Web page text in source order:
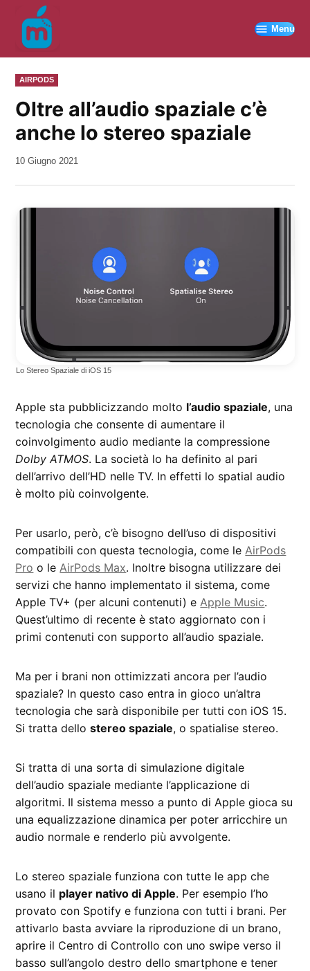
contenuto
Menu
PUBBLICATO
IN
AIRPODS
Oltre all’audio spaziale c’è
anche lo stereo spaziale
da
10 Giugno 2021
Lo Stereo Spaziale di iOS 15
Apple sta pubblicizzando molto l’audio spaziale, una
tecnologia che consente di aumentare il
coinvolgimento audio mediante la compressione
Dolby ATMOS. La società lo ha definito al pari
dell’arrivo dell’HD nelle TV. In effetti lo spatial audio
è molto più coinvolgente.
Per usarlo, però, c’è bisogno dell’uso di dispositivi
compatibili con questa tecnologia, come leAirPods
Pro o leAirPods Max. Inoltre bisogna utilizzare dei
servizi che hanno implementato il sistema, come
Apple TV+ (per alcuni contenuti) eApple Music.
Quest’ultimo di recente è stato aggiornato con i
primi contenuti con supporto all’audio spaziale.
Ma per i brani non ottimizzati ancora per l’audio
spaziale? In questo caso entra in gioco un’altra
tecnologia che sarà disponibile per tutti con iOS 15.
Si tratta dellostereo spaziale, o spatialise stereo.
Si tratta di una sorta di simulazione digitale
dell’audio spaziale mediante l’applicazione di
algoritmi. Il sistema messo a punto di Apple gioca su
una equalizzazione dinamica per poter arricchire un
audio normale e renderlo più avvolgente.
Lo stereo spaziale funziona con tutte le app che
usano il player nativo di Apple. Per esempio l’ho
provato con Spotify e funziona con tutti i brani. Per
attivarlo basta avviare la riproduzione di un brano,
aprire il Centro di Controllo con uno swipe verso il
basso sull’angolo destro dello smartphone e tener